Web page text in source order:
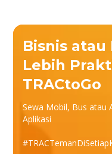
Bisnis atau
Lebih
TRACtoGo
Sewa Mobil, Bus atau
Aplikasi